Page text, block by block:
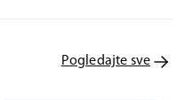
Pogledajte sve